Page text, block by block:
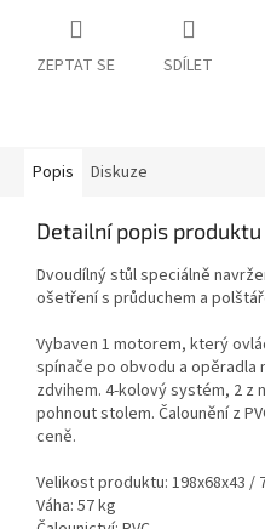
ZEPTAT SE SDÍLET
Popis Diskuze
Detailní popis produktu
Dvoudílný stůl speciálně
ošetření s průduchem a
Vybaven 1 motorem, který
spínače po obvodu a opěradla
zdvihem. 4-kolový systém, 2 z
pohnout stolem. Čalounění z
ceně.
Velikost produktu: 198x68x43 /
Váha: 57 kg